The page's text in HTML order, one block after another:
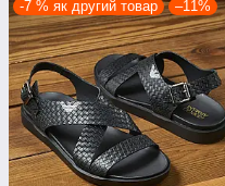
-7 % як другий товар –11%